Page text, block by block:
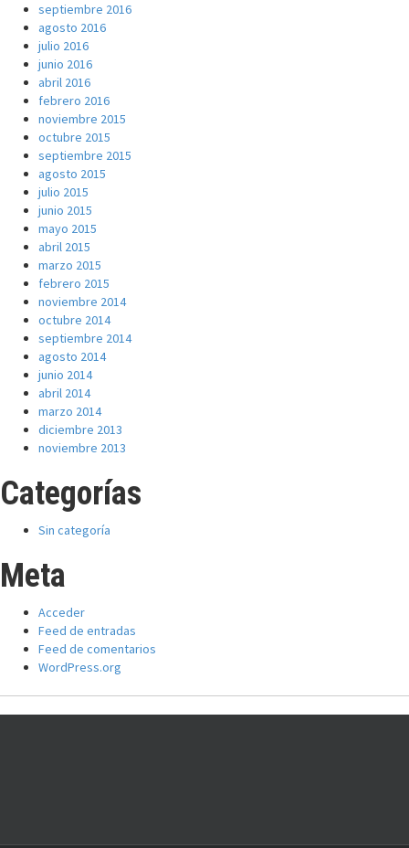
septiembre 2016
agosto 2016
julio 2016
junio 2016
abril 2016
febrero 2016
noviembre 2015
octubre 2015
septiembre 2015
agosto 2015
julio 2015
junio 2015
mayo 2015
abril 2015
marzo 2015
febrero 2015
noviembre 2014
octubre 2014
septiembre 2014
agosto 2014
junio 2014
abril 2014
marzo 2014
diciembre 2013
noviembre 2013
Categorías
Sin categoría
Meta
Acceder
Feed de entradas
Feed de comentarios
WordPress.org